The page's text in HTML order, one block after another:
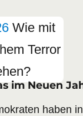
Wie mit
Terror
im Neuen
haben